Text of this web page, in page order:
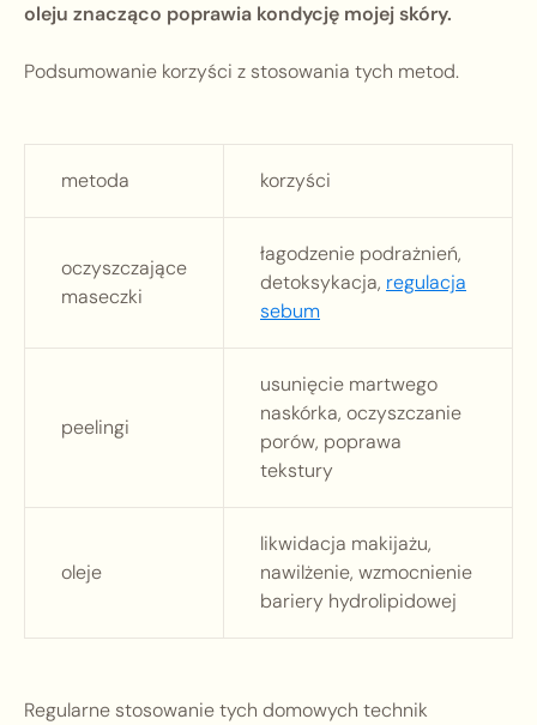
oleju znacząco poprawia kondycję mojej skóry.
Podsumowanie korzyści z stosowania tych metod.
metoda korzyści
oczyszczające
maseczki
łagodzenie podrażnień,
detoksykacja, regulacja
sebum
peelingi
usunięcie martwego
naskórka, oczyszczanie
porów, poprawa
tekstury
oleje
likwidacja makijażu,
nawilżenie, wzmocnienie
bariery hydrolipidowej
Regularne stosowanie tych domowych technik